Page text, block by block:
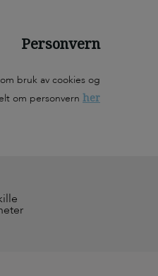
Personvern
bruk av cookies og
om personvern her